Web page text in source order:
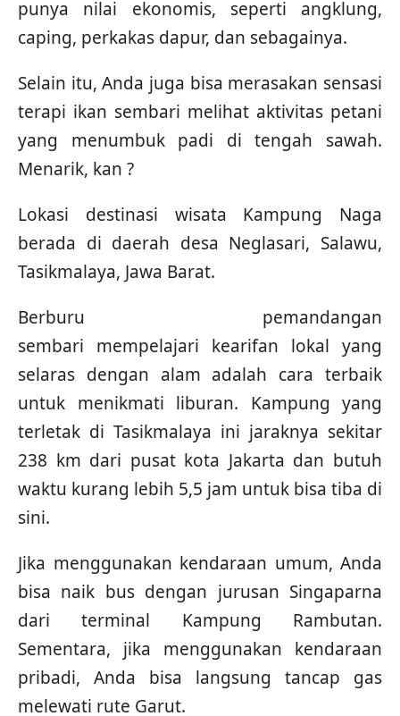
punya nilai ekonomis, seperti angklung,
caping, perkakas dapur, dan sebagainya.
Selain itu, Anda juga bisa merasakan sensasi
terapi ikan sembari melihat aktivitas petani
yang menumbuk padi di tengah sawah.
Menarik, kan ?
Lokasi destinasi wisata Kampung Naga
berada di daerah desa Neglasari, Salawu,
Tasikmalaya, Jawa Barat.
Berburu pemandangan
sembari mempelajari kearifan lokal yang
selaras dengan alam adalah cara terbaik
untuk menikmati liburan. Kampung yang
terletak di Tasikmalaya ini jaraknya sekitar
238 km dari pusat kota Jakarta dan butuh
waktu kurang lebih 5,5 jam untuk bisa tiba di
sini.
Jika menggunakan kendaraan umum, Anda
bisa naik bus dengan jurusan Singaparna
dari terminal Kampung Rambutan.
Sementara, jika menggunakan kendaraan
pribadi, Anda bisa langsung tancap gas
melewati rute Garut.